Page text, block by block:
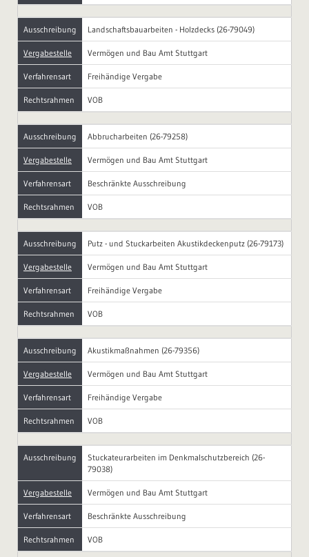
Ausschreibung Landschaftsbauarbeiten - Holzdecks (26-79049)
Vergabestelle Vermögen und Bau Amt Stuttgart
Verfahrensart Freihändige Vergabe
Rechtsrahmen VOB
Ausschreibung Abbrucharbeiten (26-79258)
Vergabestelle Vermögen und Bau Amt Stuttgart
Verfahrensart Beschränkte Ausschreibung
Rechtsrahmen VOB
Ausschreibung Putz - und Stuckarbeiten Akustikdeckenputz (26-79173)
Vergabestelle Vermögen und Bau Amt Stuttgart
Verfahrensart Freihändige Vergabe
Rechtsrahmen VOB
Ausschreibung Akustikmaßnahmen (26-79356)
Vergabestelle Vermögen und Bau Amt Stuttgart
Verfahrensart Freihändige Vergabe
Rechtsrahmen VOB
Ausschreibung
Stuckateurarbeiten im Denkmalschutzbereich (26-
79038)
Vergabestelle Vermögen und Bau Amt Stuttgart
Verfahrensart Beschränkte Ausschreibung
Rechtsrahmen VOB